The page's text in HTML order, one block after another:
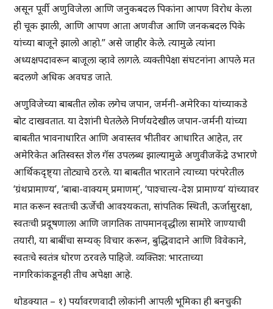
असून पूर्वी अणुविजेला आणि जनुकबदल पिकांना आपण विरोध केला
ही चूक झाली, आणि आपण आता अणवीज आणि जनकबदल पिके
यांच्या बाजूने झालो आहो.” असे जाहीर केले. त्यामुळे त्यांना
अध्यक्षपदावरून बाजूला व्हावे लागले. व्यक्तीपेक्षा संघटनांना आपले मत
बदलणे अधिक अवघड जाते.
अणुविजेच्या बाबतीत लोक लगेच जपान, जर्मनी-अमेरिका यांच्याकडे
बोट दाखवतात. या देशांनी घेतलेले निर्णयदेखील जपान-जर्मनी यांच्या
बाबतीत भावनाधारित आणि अवास्तव भीतीवर आधारित आहेत, तर
अमेरिकेत अतिस्वस्त शेल गॅस उपलब्ध झाल्यामुळे अणुवीजकेंद्रे उभारणे
आर्थिकदृष्ट्या तोट्याचे ठरले. या बाबतीत भारताने त्याच्या परंपरेतील
‘ग्रंथप्रामाण्य’, ‘बाबा-वाक्यम् प्रमाणम्’, ‘पाश्चात्त्य-देश प्रामाण्य’ यांच्यावर
मात करून स्वतःची ऊर्जेची आवश्यकता, सांपतिक स्थिती, ऊर्जासुरक्षा,
स्वतःची प्रदूषणाला आणि जागतिक तापमानवृद्धीला सामोरे जाण्याची
तयारी, या बाबींचा सम्यक् विचार करून, बुद्धिवादाने आणि विवेकाने,
स्वतःचे स्वतंत्र धोरण ठरवले पाहिजे. व्यक्तिश: भारताच्या
नागरिकांकडूनही तीच अपेक्षा आहे.
थोडक्यात – १) पर्यावरणवादी लोकांनी आपली भूमिका ही बनचुकी